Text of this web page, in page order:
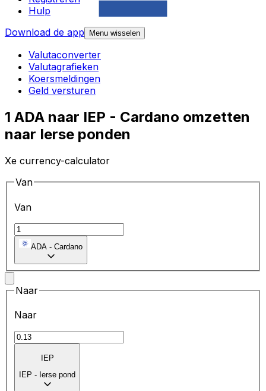
Hulp
Download de app
Menu wisselen
Valutaconverter
Valutagrafieken
Koersmeldingen
Geld versturen
1 ADA naar IEP - Cardano omzetten
naar Ierse ponden
Xe currency-calculator
Van
Van
ADA - Cardano
Naar
Naar
IEP
IEP - Ierse pond